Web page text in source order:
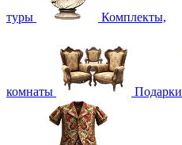
туры Комплекты,
комнаты Подарки